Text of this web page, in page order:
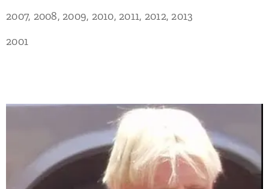
2007, 2008, 2009, 2010, 2011, 2012, 2013
2001